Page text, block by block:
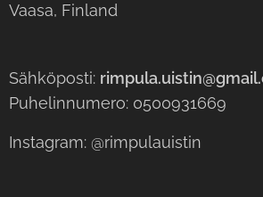
Vaasa, Finland
Sähköposti:
Puhelinnumero: 0500931669
Instagram: @rimpulauistin